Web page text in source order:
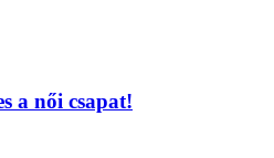
a női csapat!